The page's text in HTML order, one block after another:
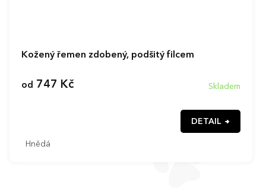
Kožený řemen zdobený, podšitý filcem
Skladem
od 747 Kč
DETAIL
Hnědá